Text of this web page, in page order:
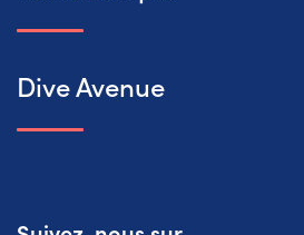
Dive Avenue